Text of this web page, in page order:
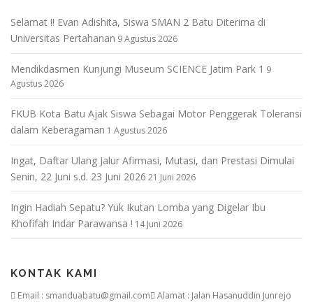
Selamat !! Evan Adishita, Siswa SMAN 2 Batu Diterima di
Universitas Pertahanan 9 Agustus 2026
Mendikdasmen Kunjungi Museum SCIENCE Jatim Park 1 9
Agustus 2026
FKUB Kota Batu Ajak Siswa Sebagai Motor Penggerak Toleransi
dalam Keberagaman 1 Agustus 2026
Ingat, Daftar Ulang Jalur Afirmasi, Mutasi, dan Prestasi Dimulai
Senin, 22 Juni s.d. 23 Juni 2026 21 Juni 2026
Ingin Hadiah Sepatu? Yuk Ikutan Lomba yang Digelar Ibu
Khofifah Indar Parawansa ! 14 Juni 2026
KONTAK KAMI
Email : smanduabatu@gmail.com
Alamat : Jalan Hasanuddin Junrejo